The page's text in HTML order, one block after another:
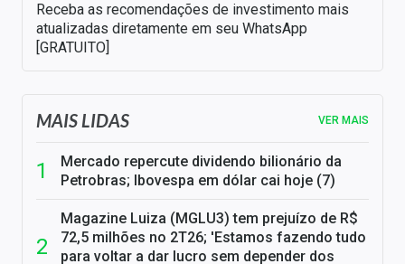
Receba as recomendações de investimento mais
atualizadas diretamente em seu WhatsApp
[GRATUITO]
MAIS LIDAS VER MAIS
Mercado repercute dividendo bilionário da
Petrobras; Ibovespa em dólar cai hoje (7)
Magazine Luiza (MGLU3) tem prejuízo de R$
72,5 milhões no 2T26; 'Estamos fazendo tudo
para voltar a dar lucro sem depender dos